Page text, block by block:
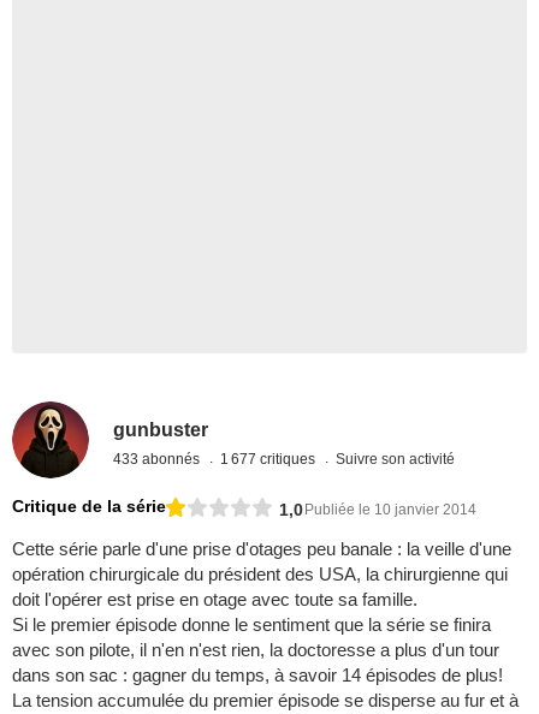
gunbuster
433 abonnés 1 677 critiques Suivre son activité
Critique de la série 1,0Publiée le 10 janvier 2014
Cette série parle d'une prise d'otages peu banale : la veille d'une
opération chirurgicale du président des USA, la chirurgienne qui
doit l'opérer est prise en otage avec toute sa famille.
Si le premier épisode donne le sentiment que la série se finira
avec son pilote, il n'en n'est rien, la doctoresse a plus d'un tour
dans son sac : gagner du temps, à savoir 14 épisodes de plus!
La tension accumulée du premier épisode se disperse au fur et à